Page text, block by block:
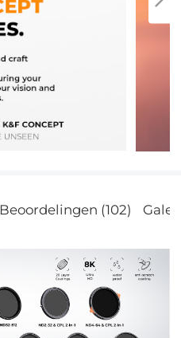
Beoordelingen (102)